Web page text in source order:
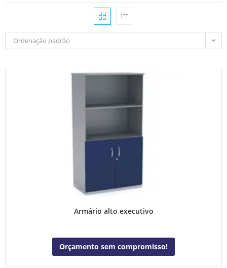
Ordenação padrão
Armário alto executivo
Orçamento sem compromisso!